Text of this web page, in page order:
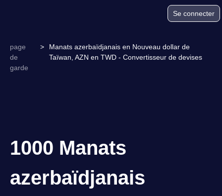
Se connecter
page
de
garde
>
Manats azerbaïdjanais en Nouveau dollar de
Taïwan, AZN en TWD - Convertisseur de devises
1000 Manats
azerbaïdjanais